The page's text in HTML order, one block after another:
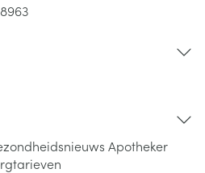
Apotheker